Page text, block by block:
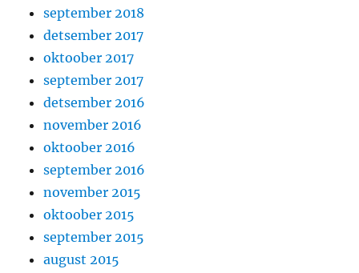
september 2018
detsember 2017
oktoober 2017
september 2017
detsember 2016
november 2016
oktoober 2016
september 2016
november 2015
oktoober 2015
september 2015
august 2015